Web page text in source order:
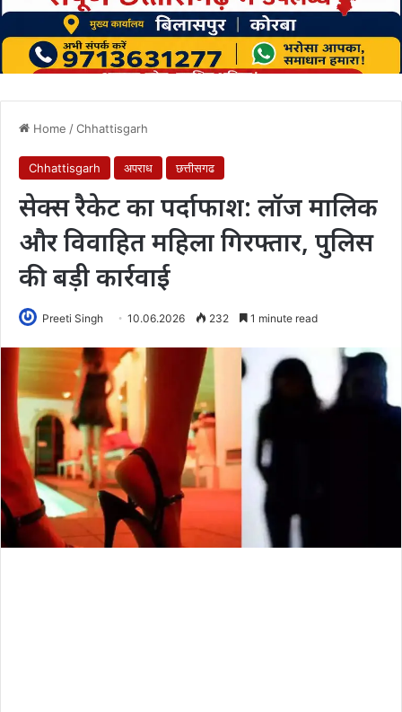
Home /Chhattisgarh
Chhattisgarh अपराध छत्तीसगढ
सेक्स रैकेट का पर्दाफाश: लॉज मालिक
और विवाहित महिला गिरफ्तार, पुलिस
की बड़ी कार्रवाई
Preeti Singh 10.06.2026 232 1 minute read